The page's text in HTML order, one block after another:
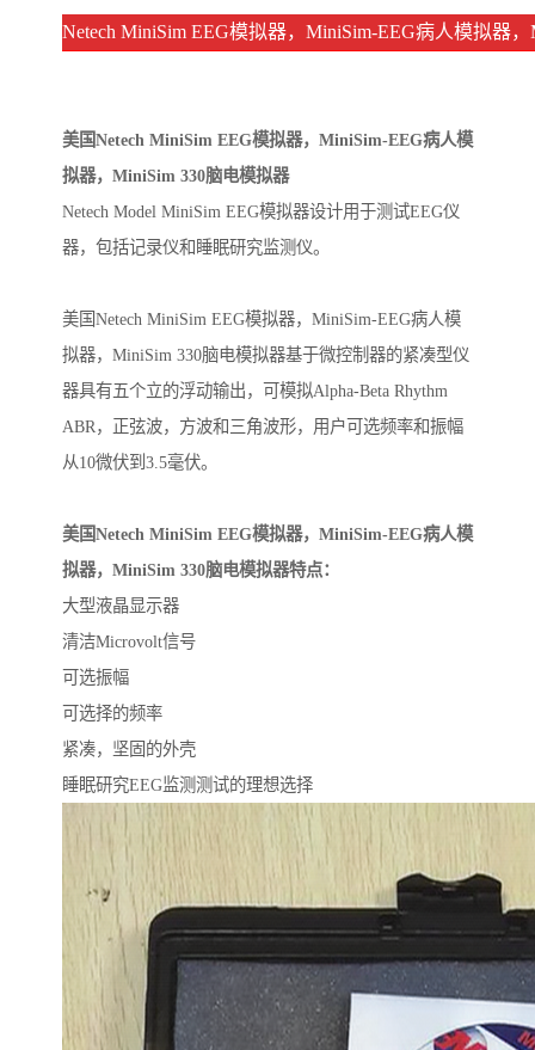
Netech MiniSim EEG模拟器，MiniSim-EEG病人模拟器
美国Netech MiniSim EEG模拟器，MiniSim-EEG病人模
拟器，MiniSim 330脑电模拟器
Netech Model MiniSim EEG模拟器设计用于测试EEG仪
器，包括记录仪和睡眠研究监测仪。
美国Netech MiniSim EEG模拟器，MiniSim-EEG病人模
拟器，MiniSim 330脑电模拟器基于微控制器的紧凑型仪
器具有五个立的浮动输出，可模拟Alpha-Beta Rhythm
ABR，正弦波，方波和三角波形，用户可选频率和振幅
从10微伏到3.5毫伏。
美国Netech MiniSim EEG模拟器，MiniSim-EEG病人模
拟器，MiniSim 330脑电模拟器特点：
大型液晶显示器
清洁Microvolt信号
可选振幅
可选择的频率
紧凑，坚固的外壳
睡眠研究EEG监测测试的理想选择